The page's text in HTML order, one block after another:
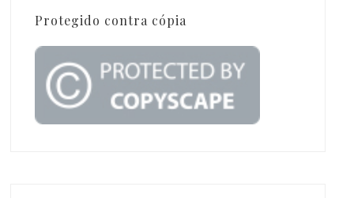
Protegido contra cópia